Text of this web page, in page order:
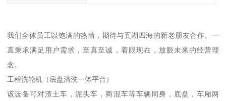
我们全体员工以饱满的热情，期待与五湖四海的新老朋友合作。一
直秉承满足用户需求，至真至诚，着眼现在，放眼未来的经营理
念。
工程洗轮机（底盘清洗一体平台）
该设备可对渣土车，泥头车，商混车等车辆周身，底盘，车厢两